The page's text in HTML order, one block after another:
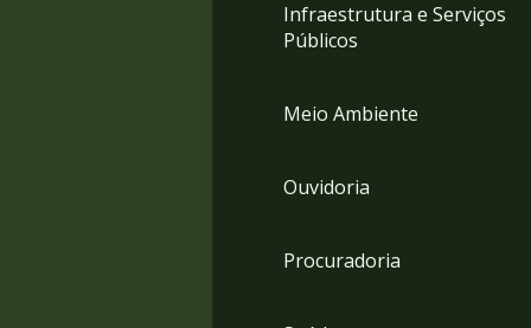
Infraestrutura e Serviços
Públicos
Meio Ambiente
Ouvidoria
Procuradoria